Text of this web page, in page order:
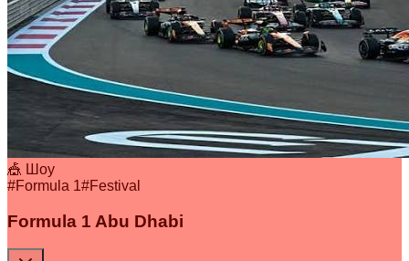
🎪 Шоу
#Formula 1#Festival
Formula 1 Abu Dhabi